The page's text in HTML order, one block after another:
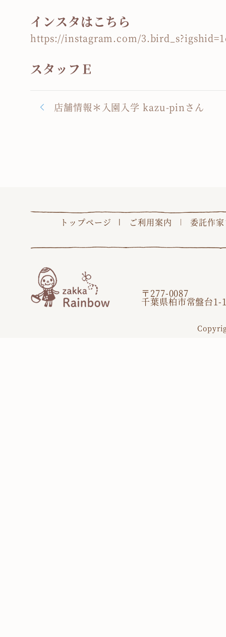
インスタはこちら
https://instagram.com/
スタッフＥ
店舗情報＊入園入学 kazu-pinさん
トップページ ご利用案内
委託作
〒277-0087
千葉県柏市常盤台1-